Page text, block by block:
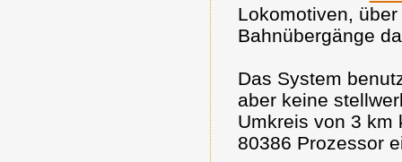
Lokomotiven,
Bahnübergänge
Das System
aber keine
Umkreis von 3 km
80386 Prozessor